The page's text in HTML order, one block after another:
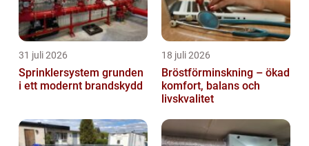
31 juli 2026
Sprinklersystem grunden
i ett modernt brandskydd
18 juli 2026
Bröstförminskning – ökad
komfort, balans och
livskvalitet